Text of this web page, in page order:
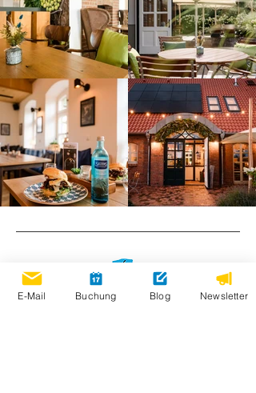
E-Mail Buchung Blog Newsletter